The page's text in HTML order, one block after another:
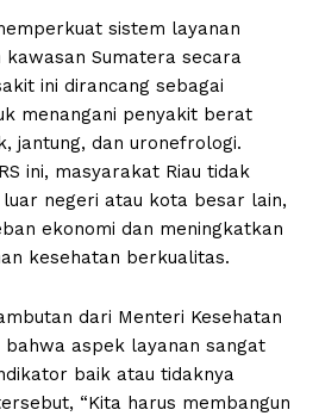
sistem layanan
kawasan Sumatera secara
ini dirancang sebagai
menangani penyakit berat
jantung, dan uronefrologi.
ini, masyarakat Riau tidak
negeri atau kota besar lain,
ekonomi dan meningkatkan
kesehatan berkualitas.
dari Menteri Kesehatan
bahwa aspek layanan sangat
baik atau tidaknya
“Kita harus membangun